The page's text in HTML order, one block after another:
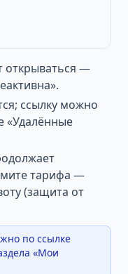
открываться —
ссылку можно
«Удалённые
тарифа —
(защита от
по ссылке
«Мои